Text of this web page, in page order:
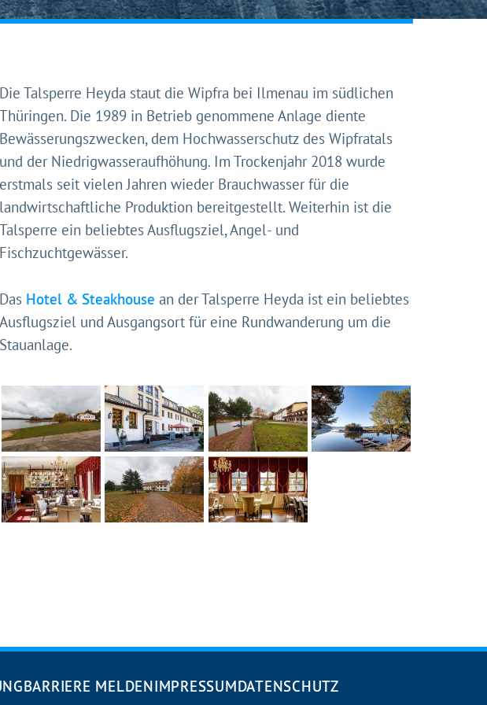
Die Talsperre Heyda staut die Wipfra bei Ilmenau im südlichen
Thüringen. Die 1989 in Betrieb genommene Anlage diente
Bewässerungszwecken, dem Hochwasserschutz des Wipfratals
und der Niedrigwasseraufhöhung. Im Trockenjahr 2018 wurde
erstmals seit vielen Jahren wieder Brauchwasser für die
landwirtschaftliche Produktion bereitgestellt. Weiterhin ist die
Talsperre ein beliebtes Ausflugsziel, Angel- und
Fischzuchtgewässer.
Das Hotel & Steakhouse an der Talsperre Heyda ist ein beliebtes
Ausflugsziel und Ausgangsort für eine Rundwanderung um die
Stauanlage.
BARRIERE MELDENIMPRESSUMDATENSCHUTZ
Technologien auf unserer
Matomo helfen uns diese